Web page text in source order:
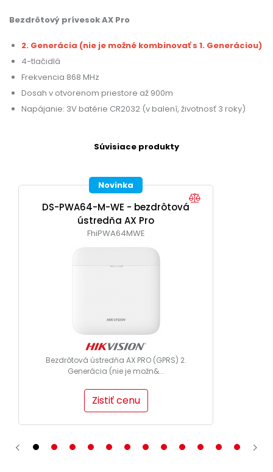
Bezdrôtový prívesok AX Pro
2. Generácia (nie je možné kombinovať s 1. Generáciou)
4-tlačidlá
Frekvencia 868 MHz
Dosah v otvorenom priestore až 900m
Napájanie: 3V batérie CR2032 (v balení, životnosť 3 roky)
Súvisiace produkty
Novinka
DS-PWA64-M-WE - bezdrôtová
ústredňa AX Pro
FhiPWA64MWE
Bezdrôtová ústredňa AX PRO (GPRS) 2.
Generácia (nie je možn&...
Zistiť cenu